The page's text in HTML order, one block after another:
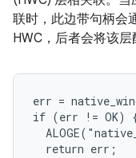
联时，此边带句柄会
HWC，后者会将该层
err =
if (err != OK)
  return err;